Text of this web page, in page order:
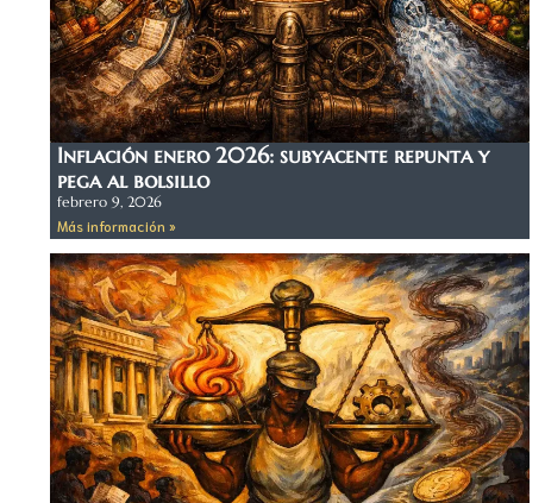
Inflación enero 2026: subyacente repunta y
pega al bolsillo
febrero 9, 2026
Más información »